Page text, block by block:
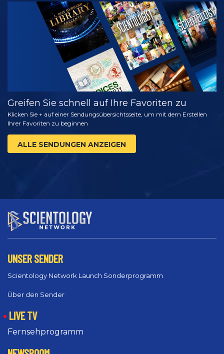
ANSEHEN
SERIE
ENTDECKEN
Greifen Sie schnell auf Ihre Favoriten zu
Klicken Sie + auf einer Sendungsübersichtsseite, um mit dem Erstellen
Ihrer Favoriten zu beginnen
ALLE SENDUNGEN ANZEIGEN
UNSER SENDER
Scientology Network Launch Sonderprogramm
Über den Sender
LIVE TV
Fernsehprogramm